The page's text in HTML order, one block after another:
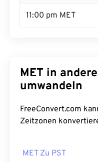
11:00 pm MET
MET in
umwandeln
FreeConvert.com
Zeitzonen
MET Zu PST